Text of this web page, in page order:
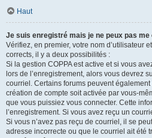
Haut
Je suis enregistré mais je ne peux pas me
Vérifiez, en premier, votre nom d’utilisateur
corrects, il y a deux possibilités :
Si la gestion COPPA est active et si vous
lors de l’enregistrement, alors vous devrez
courriel. Certains forums peuvent
création de compte soit activée par vous-
que vous puissiez vous connecter. Cette
l’enregistrement. Si vous avez reçu un
Si vous n’avez pas reçu de courriel, il se
adresse incorrecte ou que le courriel ait été